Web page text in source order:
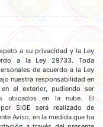
a su privacidad y la Ley
a la Ley 29733. Toda
de acuerdo a la Ley
nuestra responsabilidad en
el exterior, pudiendo ser
ubicados en la nube. El
SIGE será realizado de
Aviso, en la medida que ha